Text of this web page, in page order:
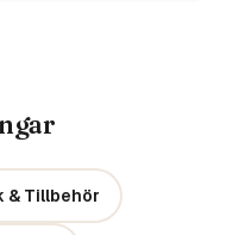
& Tillbehör